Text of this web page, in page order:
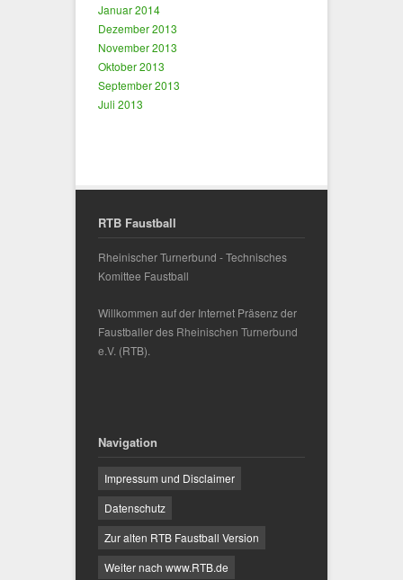
Januar 2014
Dezember 2013
November 2013
Oktober 2013
September 2013
Juli 2013
RTB Faustball
Rheinischer Turnerbund - Technisches
Komittee Faustball
Willkommen auf der Internet Präsenz der
Faustballer des Rheinischen Turnerbund
e.V. (RTB).
Navigation
Impressum und Disclaimer
Datenschutz
Zur alten RTB Faustball Version
Weiter nach www.RTB.de